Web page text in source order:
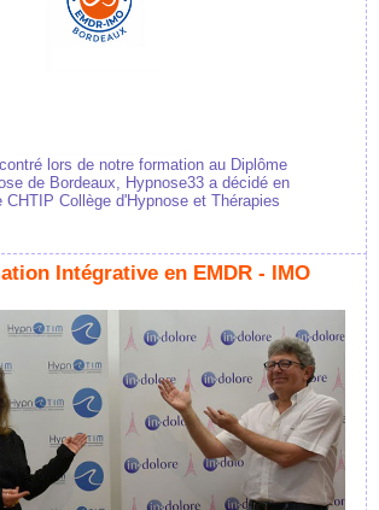
lors de notre formation au Diplôme
de Bordeaux, Hypnose33 a décidé en
Collège d'Hypnose et Thérapies
Intégrative en EMDR - IMO